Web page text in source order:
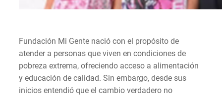
Fundación Mi Gente nació con el propósito de
atender a personas que viven en condiciones de
pobreza extrema, ofreciendo acceso a alimentación
y educación de calidad. Sin embargo, desde sus
inicios entendió que el cambio verdadero no